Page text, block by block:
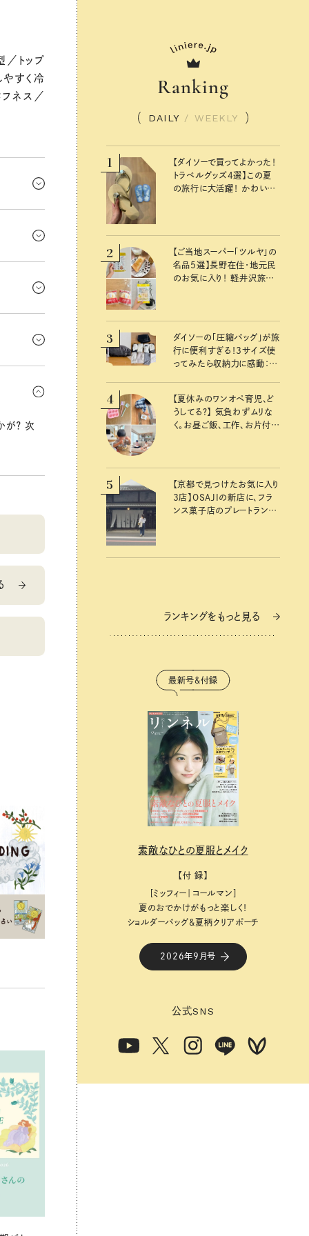
トップ
やすく冷
ネス／
関係性を
めつけな
などのプ
ションは
が？ 次
Ranking
DAILY / WEEKLY
1
【ダイソーで買ってよかった！
トラベルグッズ4選】この夏
の旅行に大活躍！ かわいく
2
【ご当地スーパー「ツルヤ」の
名品5選】長野在住・地元民
のお気に入り！ 軽井沢旅の
3
ダイソーの「圧縮バッグ」が旅
行に便利すぎる！3サイズ使
ってみたら収納力に感動：
4
【夏休みのワンオペ育児、ど
うしてる？】 気負わずムリな
く。お昼ご飯、工作、お片付け
5
【京都で見つけたお気に入り
3店】OSAJIの新店に、フラ
ンス菓子店のプレートラン
ランキングをもっと見る
最新号＆付録
素敵なひとの夏服とメイク
【付 録】
［ミッフィー｜コールマン］
夏のおでかけがもっと楽しく！
ショルダーバッグ&夏柄クリアポーチ
2026年9月号
公式SNS